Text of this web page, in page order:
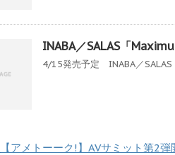
INABA／SALAS「
4/15発売予定 INABA／
【アメトーーク!】AVサミット第2